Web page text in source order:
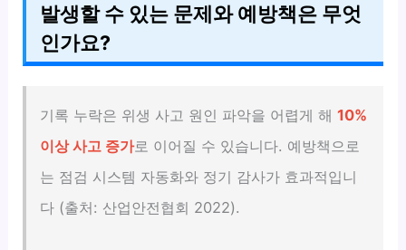
발생할 수 있는 문제와 예방책은 무엇
인가요?
기록 누락은 위생 사고 원인 파악을 어렵게 해10%
이상 사고 증가로 이어질 수 있습니다. 예방책으로
는 점검 시스템 자동화와 정기 감사가 효과적입니
다 (출처: 산업안전협회 2022).